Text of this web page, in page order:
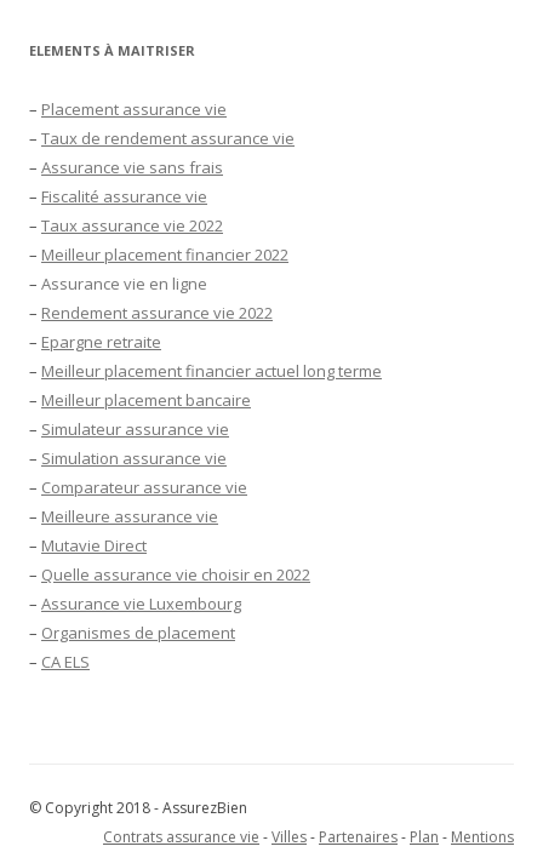
ELEMENTS À MAITRISER
– Placement assurance vie
– Taux de rendement assurance vie
– Assurance vie sans frais
– Fiscalité assurance vie
– Taux assurance vie 2022
– Meilleur placement financier 2022
– Assurance vie en ligne
– Rendement assurance vie 2022
– Epargne retraite
– Meilleur placement financier actuel long terme
– Meilleur placement bancaire
– Simulateur assurance vie
– Simulation assurance vie
– Comparateur assurance vie
– Meilleure assurance vie
– Mutavie Direct
– Quelle assurance vie choisir en 2022
– Assurance vie Luxembourg
– Organismes de placement
– CA ELS
© Copyright 2018 - AssurezBien
Contrats assurance vie -Villes- Partenaires- Plan - Mentions